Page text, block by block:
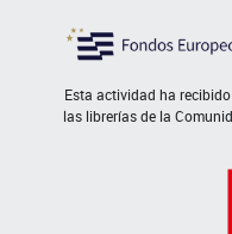
Esta actividad ha
las librerías de la